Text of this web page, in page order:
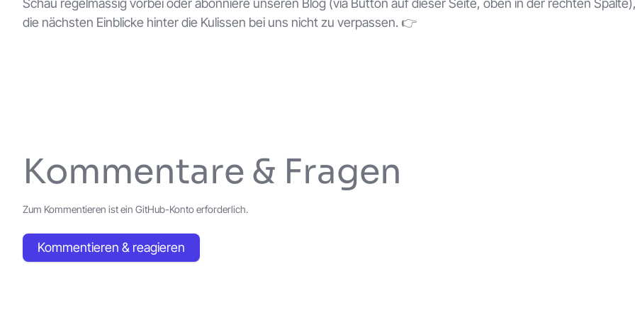
Schau regelmässig vorbei oder abonniere unseren Blog (via Button auf dieser Seite, oben in der rechten
die nächsten Einblicke hinter die Kulissen bei uns nicht zu verpassen. 👉
Kommentare & Fragen
Zum Kommentieren ist ein GitHub-Konto erforderlich.
Kommentieren & reagieren